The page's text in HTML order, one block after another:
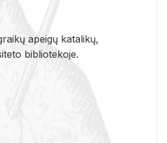
apeigų katalikų,
bibliotekoje.